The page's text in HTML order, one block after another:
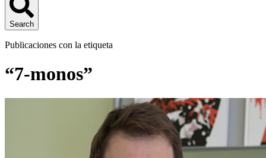
Search
Publicaciones con la etiqueta
“7-monos”